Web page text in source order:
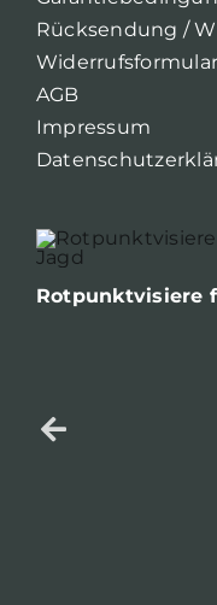
Rücksendung /
Widerrufsformular
AGB
Impressum
Rotpunktvisiere